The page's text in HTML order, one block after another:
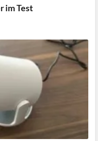
im Test